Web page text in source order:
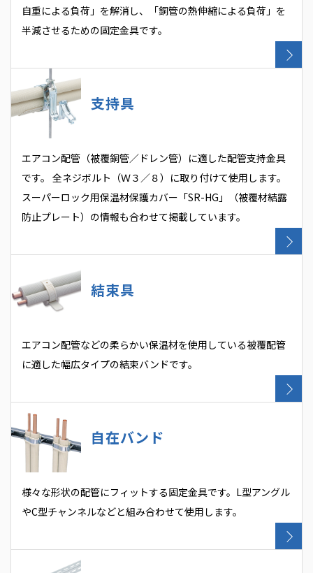
自重による負荷」を解消し、「銅管の熱伸縮による負荷」を
半減させるための固定金具です。
支持具
エアコン配管（被覆銅管／ドレン管）に適した配管支持金具
です。 全ネジボルト（Ｗ３／８）に取り付けて使用します。
スーパーロック用保温材保護カバー「SR-HG」（被覆材結露
防止プレート）の情報も合わせて掲載しています。
結束具
エアコン配管などの柔らかい保温材を使用している被覆配管
に適した幅広タイプの結束バンドです。
自在バンド
様々な形状の配管にフィットする固定金具です。L型アングル
やC型チャンネルなどと組み合わせて使用します。